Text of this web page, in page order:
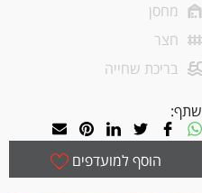
מחסן
חצר
בריכת שחייה
שתף:
הוסף למועדפים